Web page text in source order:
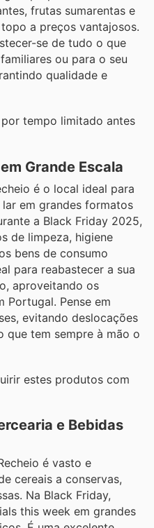
frutas sumarentas e
a preços vantajosos.
se de tudo o que
ou para o seu
qualidade e
tempo limitado antes
Grande Escala
é o local ideal para
em grandes formatos
a Black Friday 2025,
de limpeza, higiene
bens de consumo
para reabastecer a sua
aproveitando os
Portugal. Pense em
evitando deslocações
que tem sempre à mão o
estes produtos com
e Bebidas
é vasto e
cereais a conservas,
Na Black Friday,
this week em grandes